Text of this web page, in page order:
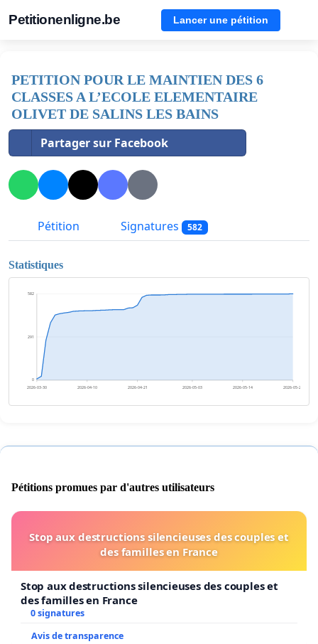
Petitionenligne.be Lancer une pétition
PETITION POUR LE MAINTIEN DES 6
CLASSES A L’ECOLE ELEMENTAIRE
OLIVET DE SALINS LES BAINS
Partager sur Facebook
Pétition Signatures 582
Statistiques
0
291
582
2026-03-30 2026-04-10 2026-04-21 2026-05-03 2026-05-14 2026-05-25
Pétitions promues par d'autres utilisateurs
Stop aux destructions silencieuses des couples et
des familles en France
Stop aux destructions silencieuses des couples et
des familles en France
0 signatures
Avis de transparence